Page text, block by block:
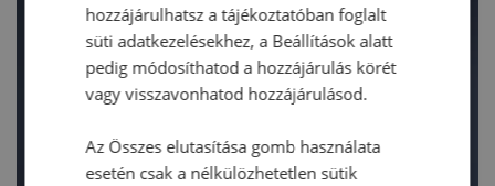
hozzájárulhatsz a tájékoztatóban foglalt
süti adatkezelésekhez, a Beállítások alatt
pedig módosíthatod a hozzájárulás körét
vagy visszavonhatod hozzájárulásod.
Az Összes elutasítása gomb használata
esetén csak a nélkülözhetetlen sütik